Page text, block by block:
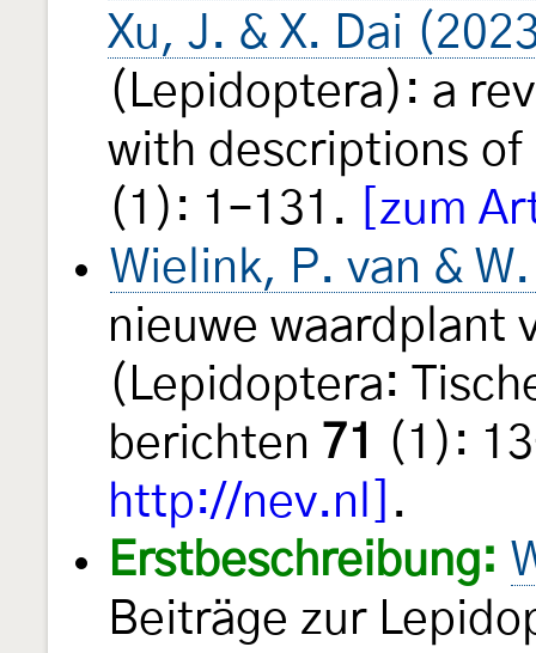
Xu, J. & X. Dai
(Lepidoptera): a
with descriptions
(1): 1–131.
[zum
Wielink, P. van &
nieuwe waardplant
(Lepidoptera:
berichten 71
(1):
http://nev.nl]
.
Erstbeschreibung:
Beiträge zur